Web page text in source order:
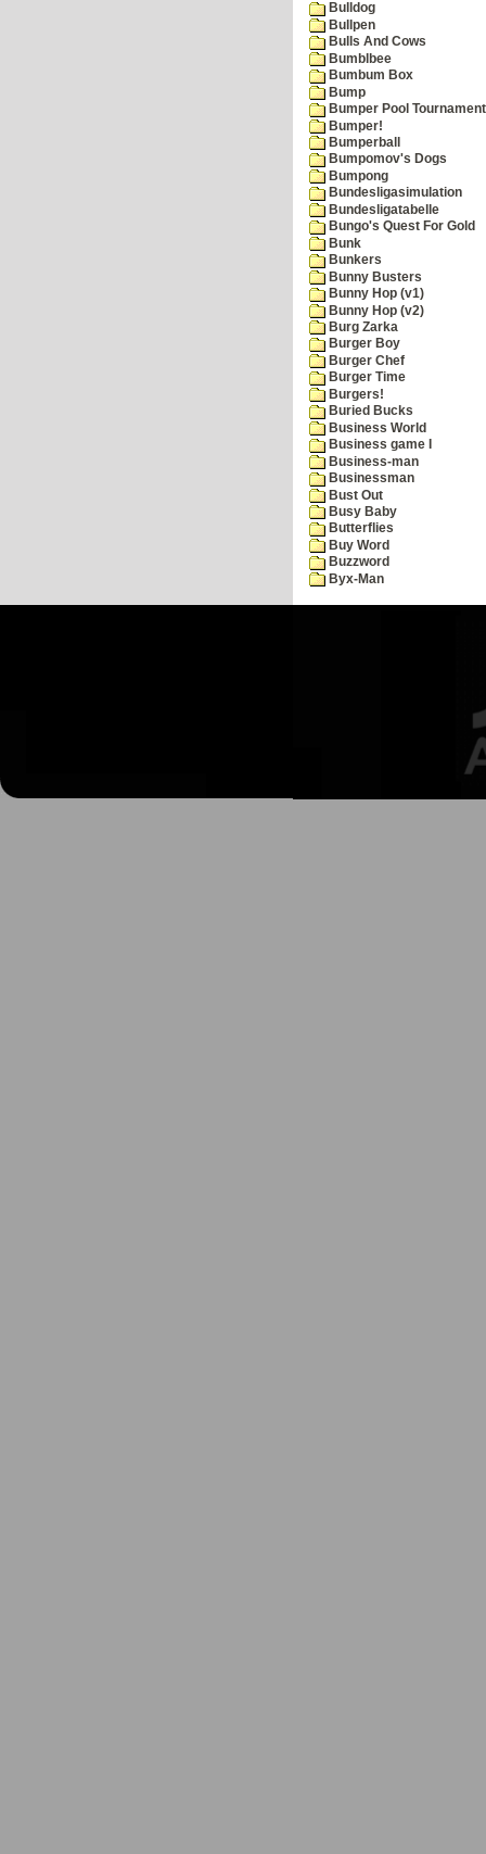
Bulldog
Bullpen
Bulls And Cows
Bumblbee
Bumbum Box
Bump
Bumper Pool Tournament
Bumper!
Bumperball
Bumpomov's Dogs
Bumpong
Bundesligasimulation
Bundesligatabelle
Bungo's Quest For Gold
Bunk
Bunkers
Bunny Busters
Bunny Hop (v1)
Bunny Hop (v2)
Burg Zarka
Burger Boy
Burger Chef
Burger Time
Burgers!
Buried Bucks
Business World
Business game I
Business-man
Businessman
Bust Out
Busy Baby
Butterflies
Buy Word
Buzzword
Byx-Man